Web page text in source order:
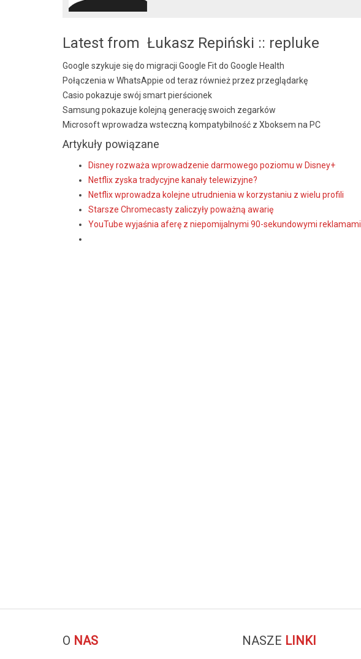
Latest from Łukasz Repiński :: repluke
Google szykuje się do migracji Google Fit do Google Health
Połączenia w WhatsAppie od teraz również przez przeglądarkę
Casio pokazuje swój smart pierścionek
Samsung pokazuje kolejną generację swoich zegarków
Microsoft wprowadza wsteczną kompatybilność z Xboksem na PC
Artykuły powiązane
Disney rozważa wprowadzenie darmowego poziomu w Disney+
Netflix zyska tradycyjne kanały telewizyjne?
Netflix wprowadza kolejne utrudnienia w korzystaniu z wielu profili
Starsze Chromecasty zaliczyły poważną awarię
YouTube wyjaśnia aferę z niepomijalnymi 90-sekundowymi reklamami
O NAS NASZE LINKI